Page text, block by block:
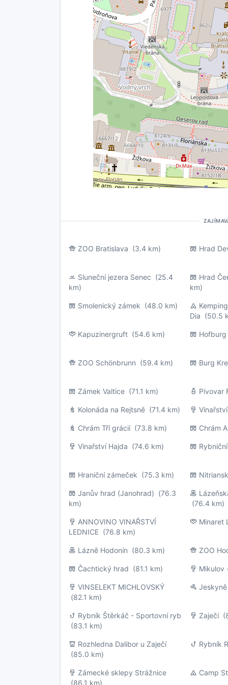
ZOO Bratislava (3.4 km) Hrad
Sluneční jezera Senec (25.4
km)
Hrad
km)
Smolenický zámek (48.0 km)
Dia (50.5
Kapuzinergruft (54.6 km) Hofburg
ZOO Schönbrunn (59.4 km) Burg
Zámek Valtice (71.1 km) Pivovar
Kolonáda na Rejtsně (71.4 km)
Chrám Tří grácií(73.8 km) Chrám
Vinařství Hajda (74.6 km)
Hraniční zámeček (75.3 km)
Janův hrad (Janohrad) (76.3
km)
(76.4 km)
ANNOVINO VINAŘSTVÍ
LEDNICE (76.8 km)
Minaret
Lázně Hodonín (80.3 km) ZOO
Čachtický hrad (81.1 km) Mikulov
VINSELEKT MICHLOVSKÝ
(82.1 km)
Rybník Štěrkáč - Sportovní ryb
(83.1 km)
Zaječí
Rozhledna Dalibor u Zaječí
(85.0 km)
Rybník
Zámecké sklepy Strážnice
(86.1 km)
Camp